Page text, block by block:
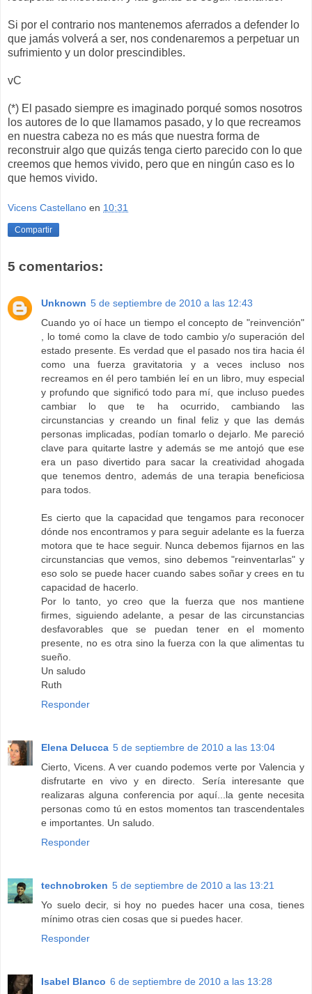
Si por el contrario nos mantenemos aferrados a defender lo
que jamás volverá a ser, nos condenaremos a perpetuar un
sufrimiento y un dolor prescindibles.
vC
(*) El pasado siempre es imaginado porqué somos nosotros
los autores de lo que llamamos pasado, y lo que recreamos
en nuestra cabeza no es más que nuestra forma de
reconstruir algo que quizás tenga cierto parecido con lo que
creemos que hemos vivido, pero que en ningún caso es lo
que hemos vivido.
Vicens Castellano en 10:31
Compartir
5 comentarios:
Unknown 5 de septiembre de 2010 a las 12:43
Cuando yo oí hace un tiempo el concepto de "reinvención"
, lo tomé como la clave de todo cambio y/o superación del
estado presente. Es verdad que el pasado nos tira hacia él
como una fuerza gravitatoria y a veces incluso nos
recreamos en él pero también leí en un libro, muy especial
y profundo que significó todo para mí, que incluso puedes
cambiar lo que te ha ocurrido, cambiando las
circunstancias y creando un final feliz y que las demás
personas implicadas, podían tomarlo o dejarlo. Me pareció
clave para quitarte lastre y además se me antojó que ese
era un paso divertido para sacar la creatividad ahogada
que tenemos dentro, además de una terapia beneficiosa
para todos.
Es cierto que la capacidad que tengamos para reconocer
dónde nos encontramos y para seguir adelante es la fuerza
motora que te hace seguir. Nunca debemos fijarnos en las
circunstancias que vemos, sino debemos "reinventarlas" y
eso solo se puede hacer cuando sabes soñar y crees en tu
capacidad de hacerlo.
Por lo tanto, yo creo que la fuerza que nos mantiene
firmes, siguiendo adelante, a pesar de las circunstancias
desfavorables que se puedan tener en el momento
presente, no es otra sino la fuerza con la que alimentas tu
sueño.
Un saludo
Ruth
Responder
Elena Delucca 5 de septiembre de 2010 a las 13:04
Cierto, Vicens. A ver cuando podemos verte por Valencia y
disfrutarte en vivo y en directo. Sería interesante que
realizaras alguna conferencia por aquí...la gente necesita
personas como tú en estos momentos tan trascendentales
e importantes. Un saludo.
Responder
technobroken 5 de septiembre de 2010 a las 13:21
Yo suelo decir, si hoy no puedes hacer una cosa, tienes
mínimo otras cien cosas que si puedes hacer.
Responder
Isabel Blanco 6 de septiembre de 2010 a las 13:28